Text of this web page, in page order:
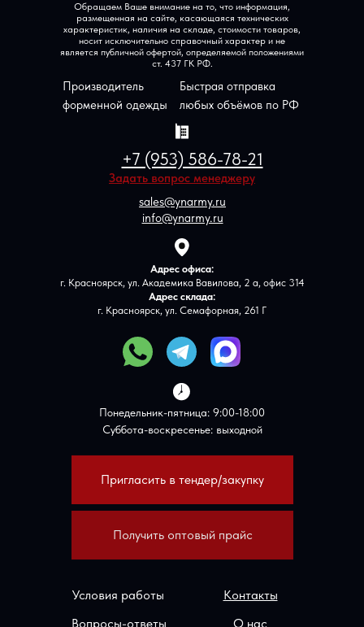
Пригласить в тендер/закупку
+7 (953) 586-78-21
Адрес офиса:
г. Красноярск, ул. Академика Вавилова, 2 а, офис 314
Адрес склада:
г. Красноярск, ул. Семафорная, 261 Г
sales@ynarmy.ru
info@ynarmy.ru
Понедельник-пятница: 9:00-18:00
Суббота-воскресенье: выходной
Обращаем Ваше внимание на то, что информация,
размещенная на сайте, касающаяся технических
характеристик, наличия на складе, стоимости товаров,
носит исключительно справочный характер и не
является публичной офертой, определяемой положениями
ст. 437 ГК РФ.
Контакты
Вопросы-ответы О нас
Условия работы
Задать вопрос менеджеру
Быстрая отправка
любых объёмов по РФ
Производитель
форменной одежды
Получить оптовый прайс